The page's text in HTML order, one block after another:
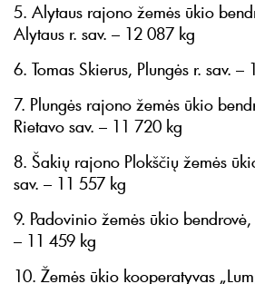
5. Alytaus rajono žemės ūkio
Alytaus r. sav. – 12 087 kg
6. Tomas Skierus, Plungės r. sav. –
7. Plungės rajono žemės ūkio
Rietavo sav. – 11 720 kg
8. Šakių rajono Plokščių žemės
sav. – 11 557 kg
9. Padovinio žemės ūkio
– 11 459 kg
10. Žemės ūkio kooperatyvas